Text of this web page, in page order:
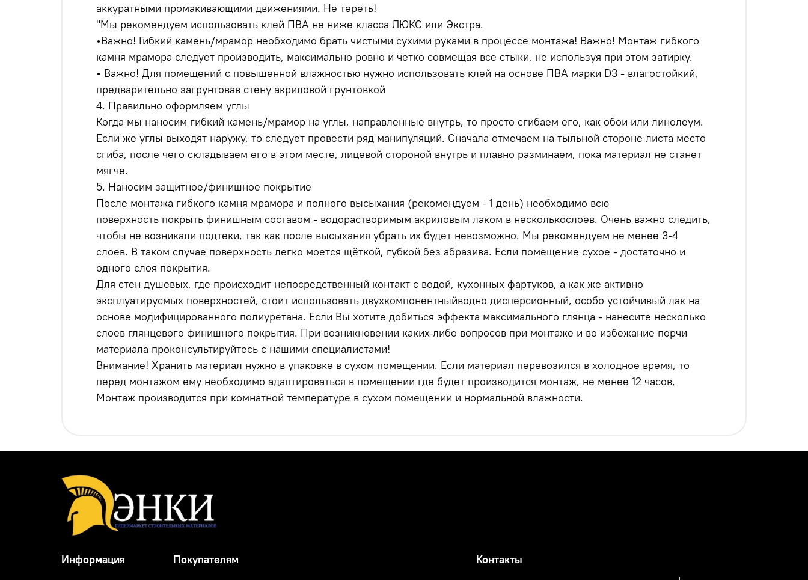
аккуратными промакивающими движениями. Не тереть!
"Мы рекомендуем использовать клей ПВА не ниже класса ЛЮКС или Экстра.
•Важно! Гибкий камень/мрамор необходимо брать чистыми сухими руками в процессе монтажа! Важно! Монтаж гибкого
камня мрамора следует производить, максимально ровно и четко совмещая все стыки, не используя при этом затирку.
• Важно! Для помещений с повышенной влажностью нужно использовать клей на основе ПВА марки D3 - влагостойкий,
предварительно загрунтовав стену акриловой грунтовкой
4. Правильно оформляем углы
Когда мы наносим гибкий камень/мрамор на углы, направленные внутрь, то просто сгибаем его, как обои или линолеум.
Если же углы выходят наружу, то следует провести ряд манипуляций. Сначала отмечаем на тыльной стороне листа место
сгиба, после чего складываем его в этом месте, лицевой стороной внутрь и плавно разминаем, пока материал не станет
мягче.
5. Наносим защитное/финишное покрытие
После монтажа гибкого камня мрамора и полного высыхания (рекомендуем - 1 день) необходимо всю
поверхность покрыть финишным составом - водорастворимым акриловым лаком в несколькослоев. Очень важно следить,
чтобы не возникали подтеки, так как после высыхания убрать их будет невозможно. Мы рекомендуем не менее 3-4
слоев. В таком случае поверхность легко моется щёткой, губкой без абразива. Если помещение сухое - достаточно и
одного слоя покрытия.
Для стен душевых, где происходит непосредственный контакт с водой, кухонных фартуков, а как же активно
эксплуатирусмых поверхностей, стоит использовать двухкомпонентныйводно дисперсионный, особо устойчивый лак на
основе модифицированного полиуретана. Если Вы хотите добиться эффекта максимального глянца - нанесите несколько
слоев глянцевого финишного покрытия. При возникновении каких-либо вопросов при монтаже и во избежание порчи
материала проконсультируйтесь с нашими специалистами!
Внимание! Хранить материал нужно в упаковке в сухом помещении. Если материал перевозился в холодное время, то
перед монтажом ему необходимо адаптироваться в помещении где будет производится монтаж, не менее 12 часов,
Монтаж производится при комнатной температуре в сухом помещении и нормальной влажности.
Информация Покупателям
Контакты